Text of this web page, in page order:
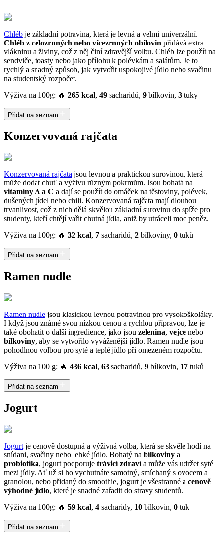
Chléb je základní potravina, která je levná a velmi univerzální.
Chléb z celozrnných nebo vícezrnných obilovin přidává extra
vlákninu a živiny, což z něj činí zdravější volbu. Chléb lze použít na
sendviče, toasty nebo jako přílohu k polévkám a salátům. Je to
rychlý a snadný způsob, jak vytvořit uspokojivé jídlo nebo svačinu
na studentský rozpočet.
Výživa na 100g: 🔥 265 kcal, 49 sacharidů, 9 bílkovin, 3 tuky
Přidat na seznam
Konzervovaná rajčata
Konzervovaná rajčata jsou levnou a praktickou surovinou, která
může dodat chuť a výživu různým pokrmům. Jsou bohatá na
vitamíny A a C a dají se použít do omáček na těstoviny, polévek,
dušených jídel nebo chili. Konzervovaná rajčata mají dlouhou
trvanlivost, což z nich dělá skvělou základní surovinu do spíže pro
studenty, kteří chtějí vařit chutná jídla, aniž by utráceli moc peněz.
Výživa na 100g: 🔥 32 kcal, 7 sacharidů, 2 bílkoviny, 0 tuků
Přidat na seznam
Ramen nudle
Ramen nudle jsou klasickou levnou potravinou pro vysokoškoláky.
I když jsou známé svou nízkou cenou a rychlou přípravou, lze je
také obohatit o další ingredience, jako jsou zelenina, vejce nebo
bílkoviny, aby se vytvořilo vyváženější jídlo. Ramen nudle jsou
pohodlnou volbou pro syté a teplé jídlo při omezeném rozpočtu.
Výživa na 100 g: 🔥 436 kcal, 63 sacharidů, 9 bílkovin, 17 tuků
Přidat na seznam
Jogurt
Jogurt je cenově dostupná a výživná volba, která se skvěle hodí na
snídani, svačiny nebo lehké jídlo. Bohatý na bílkoviny a
probiotika, jogurt podporuje trávicí zdravía může vás udržet syté
mezi jídly. Ať už si ho vychutnáte samotný, smíchaný s ovocem a
granolou, nebo přidaný do smoothie, jogurt je všestranné a cenově
výhodné jídlo, které je snadné zařadit do stravy studentů.
Výživa na 100g: 🔥 59 kcal, 4 sacharidy, 10 bílkovin, 0 tuk
Přidat na seznam